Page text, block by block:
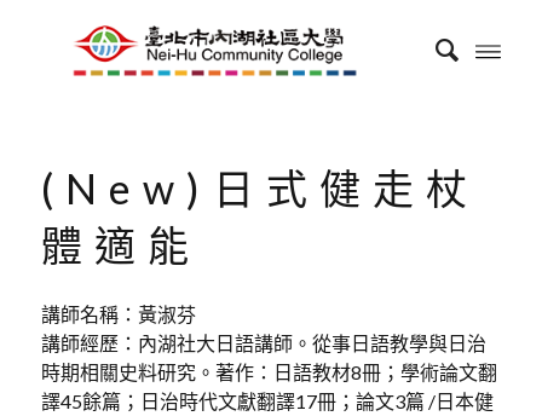
(New)日式健走杖
體適能
講師名稱：黃淑芬
講師經歷：內湖社大日語講師。從事日語教學與日治
時期相關史料研究。著作：日語教材8冊；學術論文翻
譯45餘篇；日治時代文獻翻譯17冊；論文3篇 /日本健